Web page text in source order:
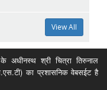
View All
के अधीनस्थ श्री चित्रा तिरुनाल
का प्रशासनिक वेबसईट है